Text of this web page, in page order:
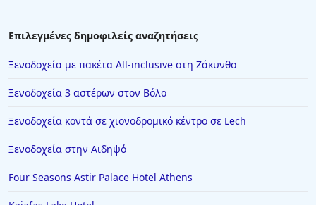
Επιλεγμένες δημοφιλείς αναζητήσεις
Ξενοδοχεία με πακέτα All-inclusive στη Ζάκυνθο
Ξενοδοχεία 3 αστέρων στον Βόλο
Ξενοδοχεία κοντά σε χιονοδρομικό κέντρο σε Lech
Ξενοδοχεία στην Αιδηψό
Four Seasons Astir Palace Hotel Athens